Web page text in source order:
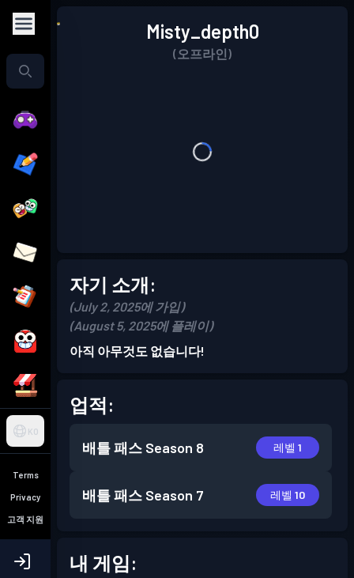
KO
Terms
Privacy
고객 지원
Misty_depth0
(오프라인)
자기 소개:
(July 2, 2025에 가입)
(August 5, 2025에 플레이)
아직 아무것도 없습니다!
업적:
배틀 패스 Season 8 레벨 1
배틀 패스 Season 7 레벨 10
내 게임: